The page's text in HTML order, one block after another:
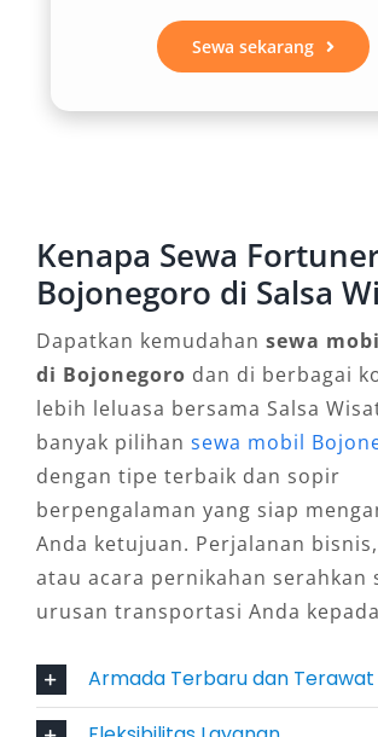
Melalui rental mobil Fortuner
pelanggan bisa memilih layanan
dengan sopir profesional.
4. Solusi Tepat untuk
dan Keluarga
Fortuner memberi kesan
digunakan untuk pertemuan
tetap nyaman untuk liburan
Kapasitas bagasi yang luas
perjalanan ke luar kota semakin
harus khawatir kekurangan ruang.
5. Efisiensi Biaya dengan
Banyak yang mengira menyewa
Sewa sekarang
Kenapa Sewa
Bojonegoro di Salsa
Dapatkan kemudahan sewa
di Bojonegoro dan di berbagai
lebih leluasa bersama Salsa
banyak pilihan sewa mobil
dengan tipe terbaik dan sopir
berpengalaman yang siap
Anda ketujuan. Perjalanan
atau acara pernikahan serahkan
urusan transportasi Anda
Armada Terbaru dan Terawat